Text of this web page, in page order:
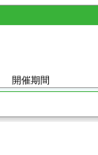
開催期間